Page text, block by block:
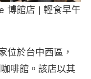
博館店 | 輕食早午
位於台中西區，
啡館。該店以其